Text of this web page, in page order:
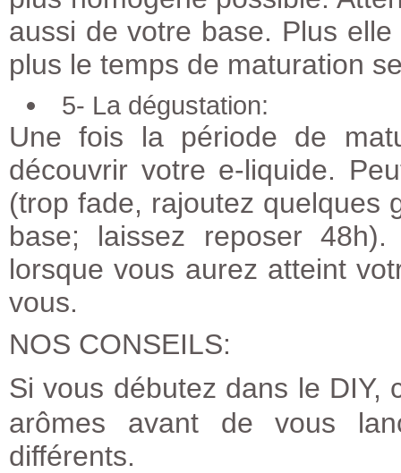
aussi de votre base. Plus
plus le temps de maturation
5- La dégustation:
Une fois la période de
découvrir votre e-liquide.
(trop fade, rajoutez quelques
base; laissez reposer
lorsque vous aurez atteint
vous.
NOS CONSEILS:
Si vous débutez dans le DIY,
arômes avant de vous
différents.